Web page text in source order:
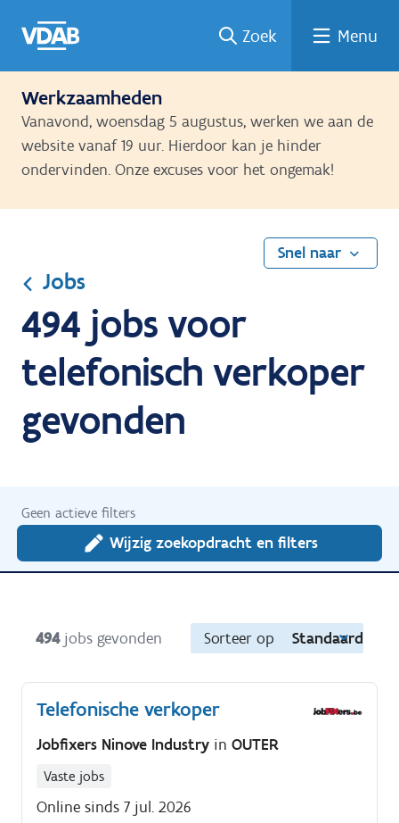
naar
een
een
job
mij?
naar
Zoek Menu
Werkzaamheden
Vanavond, woensdag 5 augustus, werken we aan de
website vanaf 19 uur. Hierdoor kan je hinder
ondervinden. Onze excuses voor het ongemak!
Snel naar
Jobs
494 jobs voor
telefonisch verkoper
gevonden
Geen actieve filters
Wijzig zoekopdracht en filters
494 jobs gevonden Sorteer op Standaard
Telefonische verkoper
Jobfixers Ninove Industry in OUTER
Vaste jobs
Online sinds 7 jul. 2026